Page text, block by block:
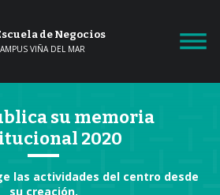
de Negocios
VIÑA DEL MAR
su memoria
2020
las actividades del centro desde
su creación.